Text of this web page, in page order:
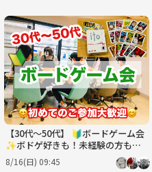
【30代〜50代】 🔰ボードゲーム会
✨ボドゲ好きも！未経験の方も！
難しいルールは一切なし🙆‍♀️
8/16(日) 09:45